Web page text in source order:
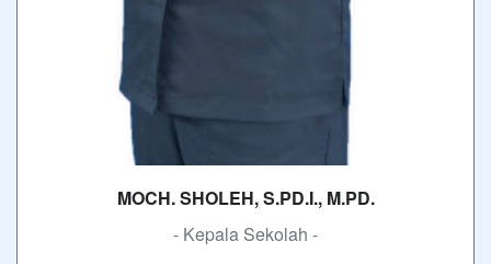
MOCH. SHOLEH, S.PD.I., M.PD.
- Kepala Sekolah -